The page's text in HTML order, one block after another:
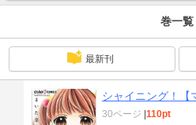
巻一覧
最新刊
シャイニング！【
30ページ |110pt